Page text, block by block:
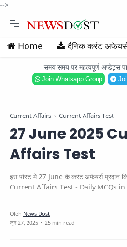
-->
Home दैनिक करंट
समय समय पर महत्वपूर्ण अप्डेट्स
Join Whatsapp Group
Current Affairs Current Affairs Test
27 June 2025
Affairs Test
इस पोस्ट में 27 June के करंट अफेयर्स प्रदान
Current Affairs Test - Daily MCQs in
25 min read